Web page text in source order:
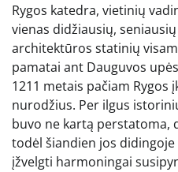
Rygos katedra, vietinių
vienas didžiausių,
architektūros statinių
pamatai ant Dauguvos
1211 metais pačiam
nurodžius. Per ilgus
buvo ne kartą perstatoma,
todėl šiandien jos
įžvelgti harmoningai